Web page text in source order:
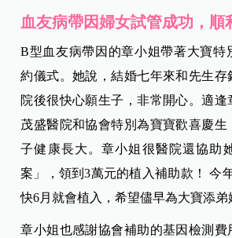
血友病帶因婦女試管成功，順
B型血友病帶因的章小姐帶著大寶特
約儀式。她說，結婚七年來和先生
院後很快心願生子，非常開心。適逢
茂盛醫院和協會特別為寶寶歡喜慶
子健康長大。章小姐很醫院還協助
案」，領到3萬元的植入補助款！ 今
快6月就會植入，希望儘早為大寶添弟
章小姐也感謝協會補助的基因檢測